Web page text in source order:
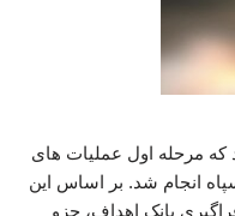
که مرحله اول عملیات های
انجام شد. بر اساس این
بانک اهداف، جزو